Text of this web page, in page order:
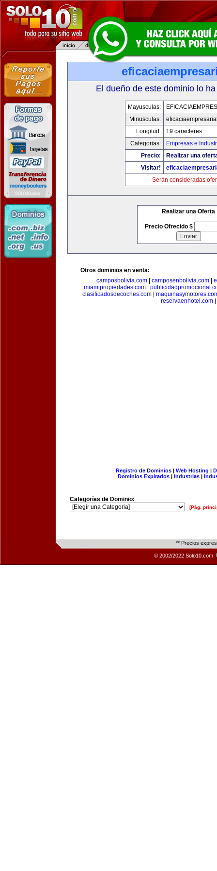
El dueño de este dominio lo
Mayusculas:
Minusculas:
Longitud:
19 caracteres
Categorias:
Empresas e
Precio:
Realizar una
Visitar!
Serán consideradas
Realizar una Oferta
Precio Ofrecido $
Otros dominios en venta:
camposbolivia.com| camposenbolivia.com|
miamipropiedades.com
clasificadosdecoches.com
reservaenhotel.com
Registro de Dominios| Web Hosting |
Dominios Expirados | Industrias |
Categorías de Dominio:
[Pág.
** Precios
© 2002/2022 Solo10.com